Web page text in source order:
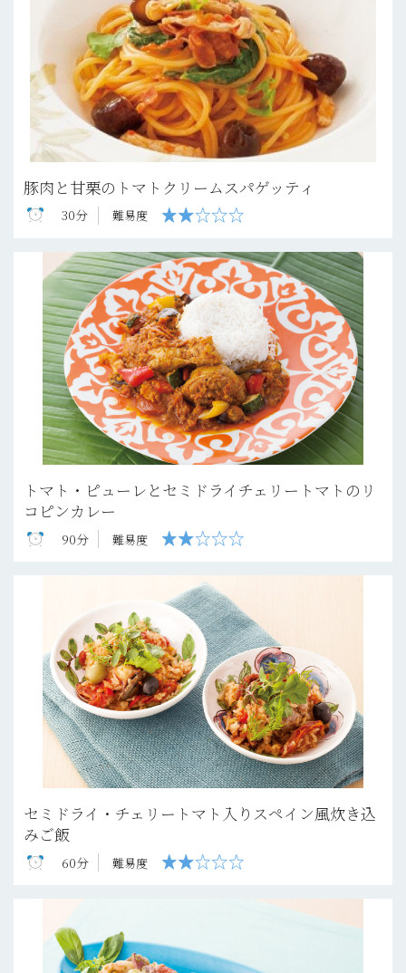
豚肉と甘栗のトマトクリームスパゲッティ
30分 難易度
トマト・ピューレとセミドライチェリートマトのリ
コピンカレー
90分 難易度
セミドライ・チェリートマト入りスペイン風炊き込
みご飯
60分 難易度